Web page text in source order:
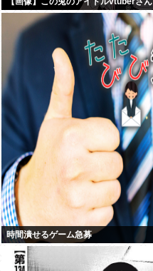
時間潰せるゲーム急募